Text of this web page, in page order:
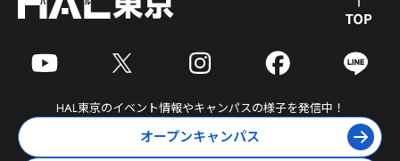
HAL東京のイベント情報やキャンパスの様子を発信中！
オープンキャンパス